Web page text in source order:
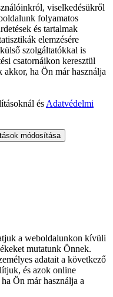
viselkedésükről
folyamatos
és tartalmak
elemzésére
szolgáltatókkal is
csatornáikon keresztül
akkor, ha Ön már használja
és Adatvédelmi
módosítása
a weboldalunkon kívüli
mutatunk Önnek.
adatait a következő
és azok online
Ön már használja a